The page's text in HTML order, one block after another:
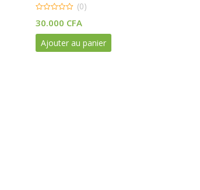
out
(0)
30.000 CFA
Ajouter au panier